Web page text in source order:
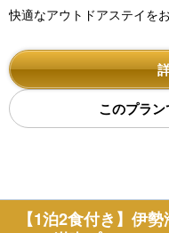
快適なアウトドアステイを
このプラ
【1泊2食付き】伊